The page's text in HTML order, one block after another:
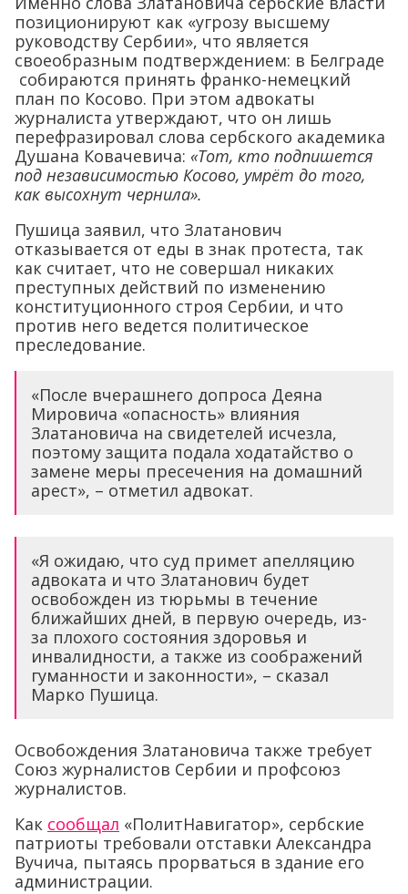
позиционируют как «угрозу высшему
руководству Сербии», что является
своеобразным подтверждением: в Белграде
собираются принять франко-немецкий
план по Косово. При этом адвокаты
журналиста утверждают, что он лишь
перефразировал слова сербского академика
Душана Ковачевича: «Тот, кто подпишется
под независимостью Косово, умрёт до того,
как высохнут чернила».
Пушица заявил, что Златанович
отказывается от еды в знак протеста, так
как считает, что не совершал никаких
преступных действий по изменению
конституционного строя Сербии, и что
против него ведется политическое
преследование.
«После вчерашнего допроса Деяна
Мировича «опасность» влияния
Златановича на свидетелей исчезла,
поэтому защита подала ходатайство о
замене меры пресечения на домашний
арест», – отметил адвокат.
«Я ожидаю, что суд примет апелляцию
адвоката и что Златанович будет
освобожден из тюрьмы в течение
ближайших дней, в первую очередь, из-
за плохого состояния здоровья и
инвалидности, а также из соображений
гуманности и законности», – сказал
Марко Пушица.
Освобождения Златановича также требует
Союз журналистов Сербии и профсоюз
журналистов.
Как сообщал «ПолитНавигатор», сербские
патриоты требовали отставки Александра
Вучича, пытаясь прорваться в здание его
администрации.